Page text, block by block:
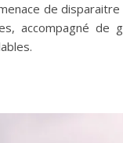
de disparaitre
accompagné de